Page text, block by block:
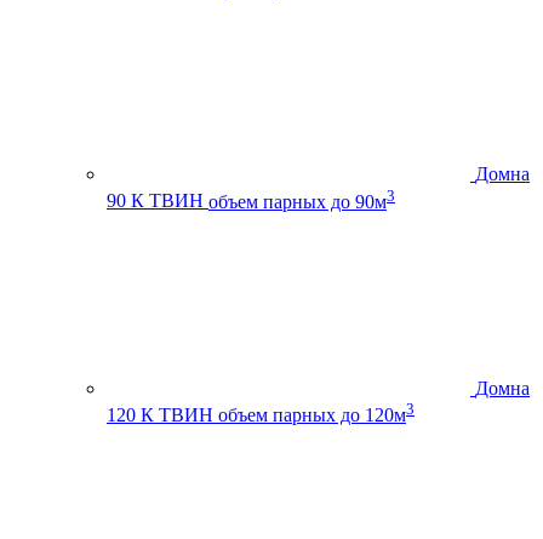
Домна
90 К ТВИН объем парных до 90м3
Домна
120 К ТВИН объем парных до 120м3